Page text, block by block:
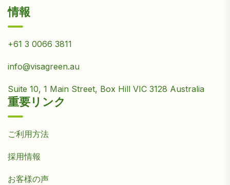
情報
+61 3 0066 3811
info@visagreen.au
Suite 10, 1 Main Street, Box Hill VIC 3128 Australia
重要リンク
ご利用方法
採用情報
お客様の声